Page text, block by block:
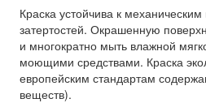
Краска устойчива к
затертостей. Окрашенную
и многократно мыть влажной
моющими средствами. Краска
европейским стандартам
веществ).